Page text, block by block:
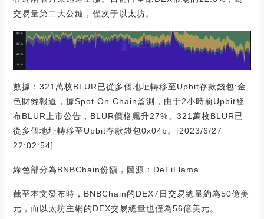
交易量第二大公鏈，僅次于以太坊。
數據：321萬枚BLUR已從多個地址轉移至Upbit存款錢包:金
色財經報道，據Spot On Chain監測，由于2小時前Upbit發
布BLUR上市公告，BLUR價格飆升27%。321萬枚BLUR已
從多個地址轉移至Upbit存款錢包0x04b。[2023/6/27
22:02:54]
綠色部分為BNBChain份額，圖源：DeFiLlama
截至本文發布時，BNBChain的DEX7日交易總量約為50億美
元，而以太坊主網的DEX交易總量也僅為56億美元。